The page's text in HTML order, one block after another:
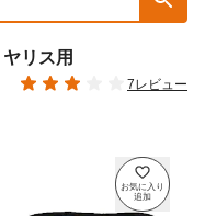
リス用
7レビュー